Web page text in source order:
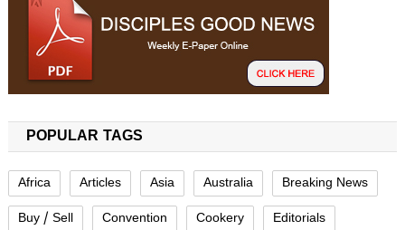
POPULAR TAGS
Africa Articles Asia Australia Breaking News
Buy / Sell Convention Cookery Editorials